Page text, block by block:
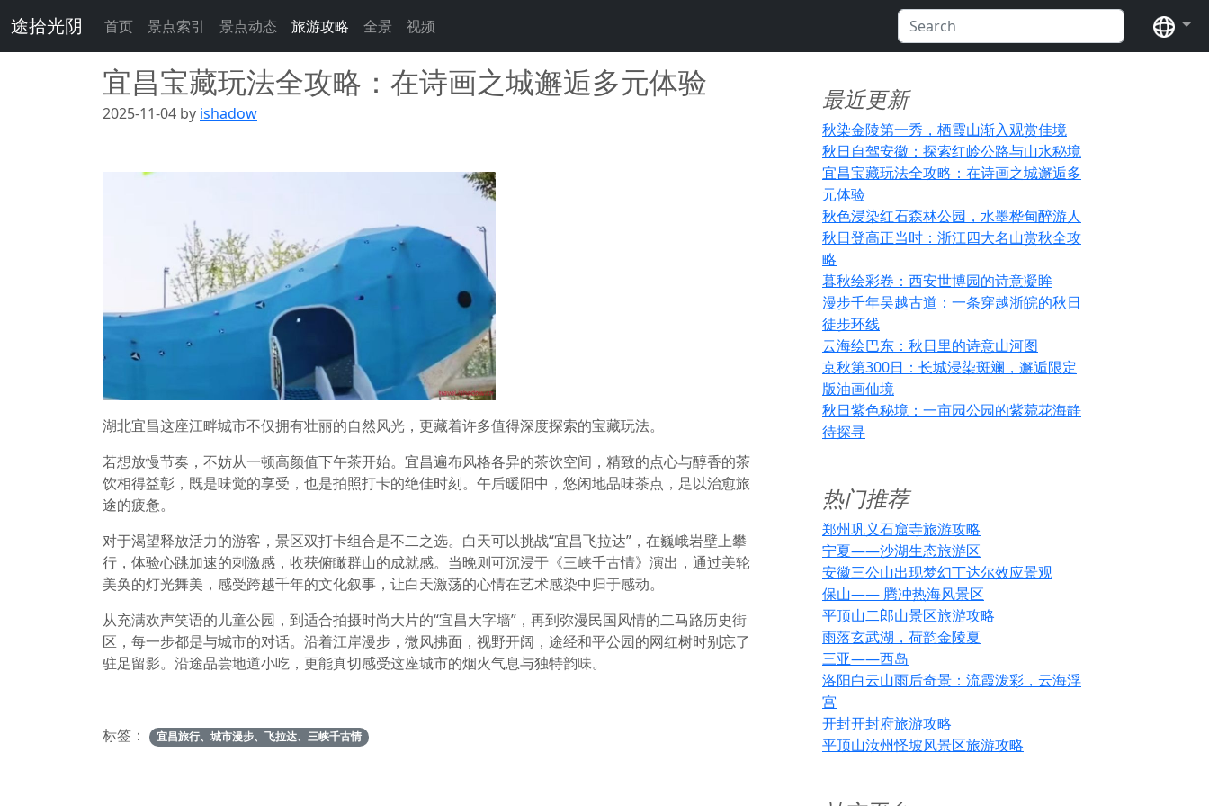
途拾光阴 首页 景点索引 景点动态 旅游攻略 全景 视频 语
宜昌宝藏玩法全攻略：在诗画之城邂逅多元体验
2025-11-04 by ishadow
湖北宜昌这座江畔城市不仅拥有壮丽的自然风光，更藏着许多值得深度探索的宝藏玩法。
若想放慢节奏，不妨从一顿高颜值下午茶开始。宜昌遍布风格各异的茶饮空间，精致的点心与醇香的茶
饮相得益彰，既是味觉的享受，也是拍照打卡的绝佳时刻。午后暖阳中，悠闲地品味茶点，足以治愈旅
途的疲惫。
对于渴望释放活力的游客，景区双打卡组合是不二之选。白天可以挑战“宜昌飞拉达”，在巍峨岩壁上攀
行，体验心跳加速的刺激感，收获俯瞰群山的成就感。当晚则可沉浸于《三峡千古情》演出，通过美轮
美奂的灯光舞美，感受跨越千年的文化叙事，让白天激荡的心情在艺术感染中归于感动。
从充满欢声笑语的儿童公园，到适合拍摄时尚大片的“宜昌大字墙”，再到弥漫民国风情的二马路历史街
区，每一步都是与城市的对话。沿着江岸漫步，微风拂面，视野开阔，途经和平公园的网红树时别忘了
驻足留影。沿途品尝地道小吃，更能真切感受这座城市的烟火气息与独特韵味。
标签： 宜昌旅行、城市漫步、飞拉达、三峡千古情
最近更新
秋染金陵第一秀，栖霞山渐入观赏佳境
秋日自驾安徽：探索红岭公路与山水秘境
宜昌宝藏玩法全攻略：在诗画之城邂逅多
元体验
秋色浸染红石森林公园，水墨桦甸醉游人
秋日登高正当时：浙江四大名山赏秋全攻
略
暮秋绘彩卷：西安世博园的诗意凝眸
漫步千年吴越古道：一条穿越浙皖的秋日
徒步环线
云海绘巴东：秋日里的诗意山河图
京秋第300日：长城浸染斑斓，邂逅限定
版油画仙境
秋日紫色秘境：一亩园公园的紫菀花海静
待探寻
热门推荐
郑州巩义石窟寺旅游攻略
宁夏——沙湖生态旅游区
安徽三公山出现梦幻丁达尔效应景观
保山—— 腾冲热海风景区
平顶山二郎山景区旅游攻略
雨落玄武湖，荷韵金陵夏
三亚——西岛
洛阳白云山雨后奇景：流霞泼彩，云海浮
宫
开封开封府旅游攻略
平顶山汝州怪坡风景区旅游攻略